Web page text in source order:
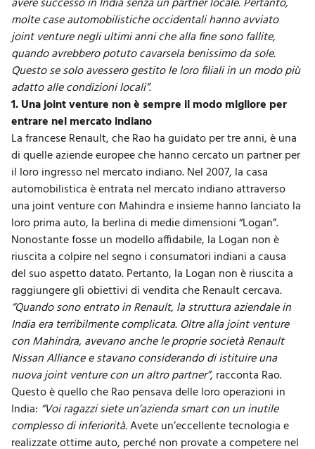
molte case automobilistiche occidentali hanno avviato
joint venturenegli ultimi anni che alla fine sono fallite,
quando avrebbero potuto cavarsela benissimo da sole.
Questo se solo avessero gestito le loro filiali in un modo più
adatto alle condizioni locali”.
1.Una joint venture non è sempre il modo migliore per
entrare nel mercato indiano
La francese Renault, che Rao ha guidato per tre anni, è una
di quelle aziende europee che hanno cercato un partner per
il loro ingresso nel mercato indiano. Nel 2007, la casa
automobilistica è entrata nel mercato indiano attraverso
una joint venture con Mahindra e insieme hanno lanciato la
loro prima auto, la berlina di medie dimensioni “Logan”.
Nonostante fosse un modello affidabile, la Logan non è
riuscita a colpire nel segno i consumatori indiani a causa
del suo aspetto datato. Pertanto, la Logan non è riuscita a
raggiungere gli obiettivi di vendita che Renault cercava.
“Quando sono entrato in Renault, la struttura aziendale in
India era terribilmente complicata. Oltre alla joint venture
con Mahindra, avevano anche le proprie società Renault
Nissan Alliance e stavano considerando di istituire una
nuova joint venture con un altro partner”, racconta Rao.
Questo è quello che Rao pensava delle loro operazioni in
India: “Voi ragazzi siete un’azienda smart con un inutile
complesso di inferiorità.Avete un’eccellente tecnologia e
realizzate ottime auto, perché non provate a competere nel